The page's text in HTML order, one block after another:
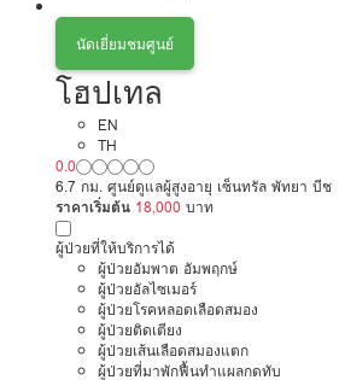
นัดเยี่ยมชมศูนย์
โฮปเทล
EN
TH
0.0
6.7 กม. ศูนย์ดูแลผู้สูงอายุ เซ็นทรัล พัทยา บีช
ราคาเริ่มต้น 18,000 บาท
ผู้ป่วยที่ให้บริการได้
ผู้ป่วยอัมพาต อัมพฤกษ์
ผู้ป่วยอัลไซเมอร์
ผู้ป่วยโรคหลอดเลือดสมอง
ผู้ป่วยติดเตียง
ผู้ป่วยเส้นเลือดสมองแตก
ผู้ป่วยที่มาพักฟื้นทำแผลกดทับ